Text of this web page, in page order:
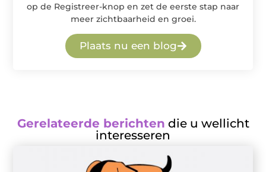
op de Registreer-knop en zet de eerste stap naar
meer zichtbaarheid en groei.
Plaats nu een blog
Gerelateerde berichten die u wellicht
interesseren